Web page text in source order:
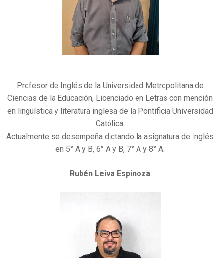
Profesor de Inglés de la Universidad Metropolitana de
Ciencias de la Educación, Licenciado en Letras con mención
en lingüística y literatura inglesa de la Pontificia Universidad
Católica.
Actualmente se desempeña dictando la asignatura de Inglés
en 5° A y B, 6° A y B, 7° A y 8° A.
Rubén Leiva Espinoza